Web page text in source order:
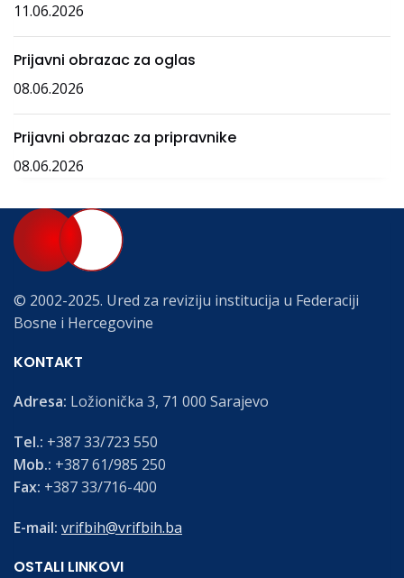
11.06.2026
Prijavni obrazac za oglas
08.06.2026
Prijavni obrazac za pripravnike
08.06.2026
© 2002-2025. Ured za reviziju institucija u Federaciji
Bosne i Hercegovine
KONTAKT
Adresa: Ložionička 3, 71 000 Sarajevo
Tel.: +387 33/723 550
Mob.: +387 61/985 250
Fax: +387 33/716-400
E-mail: vrifbih@vrifbih.ba
OSTALI LINKOVI